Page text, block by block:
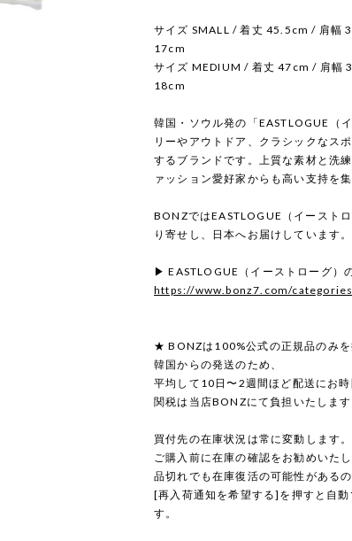
サイズ SMALL / 着丈 45.5cm / 肩幅
17cm
サイズ MEDIUM / 着丈 47cm / 肩幅
18cm
韓国・ソウル発の「EASTLOGUE（
リーやアウトドア、クラシックなス
するブランドです。上質な素材と洗
ァッション愛好家からも高い支持を
BONZではEASTLOGUE（イースト
り寄せし、日本へお届けしています。
▶ EASTLOGUE（イーストローグ）
https://www.bonz7.com/
★ BONZは100%公式の正規品のみ
韓国からの発送のため、
平均して10日〜2週間ほど配送にお
関税は当店BONZにて負担いたしま
買付先の在庫状況は常に変動します。
ご購入前に在庫の確認をお勧めいた
品切れでも在庫復活の可能性がある
[再入荷通知を希望する]を押すと自
す。